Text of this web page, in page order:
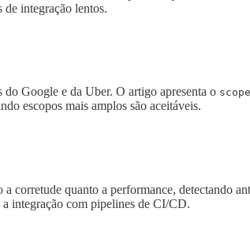
integração lentos.
Google e da Uber. O artigo apresenta o
escopos mais amplos são aceitáveis.
quanto a performance, detectando
integração com pipelines de CI/CD.